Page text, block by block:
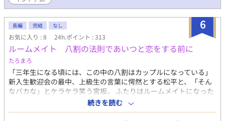
水泳部 【容姿】明るめの茶髪（ほぼ金髪）。 野性的な顔
立ちのイケメン。 褐色肌。水泳部の１年生では一番筋肉
質 【性格】典型的陽キャ。お調子者だがすぐテンパる。
裏表のない性格で、バカ正直。優しい。 割と脊髄反射で
生きてる 恋愛にだけはむちゃくちゃビビり。
〜〜〜〜〜〜〜 ※特殊設定（ふんどし、全裸生活、神事など）を
含みますのでご注意ください！ ～～～～～～～ すでに完結まで執
筆済みですので、最後までお楽しみいただけます！
下アスリートに振り回される、俺の平穏な日常を返してくれ！本
6
長編 完結 なし
お気に入り : 8 24h.ポイント : 313
ルームメイト 八割の法則であいつと恋をする前に
たろまろ
「三年生になる頃には、この中の八割はカップルになっている」
新入生歓迎会の最中、上級生の言葉に愕然とする松平と、「そん
なバカな」とケラケラ笑う宮坂。 ふたりはルームメイトになった
ばかり。 出会い、寄り添い、すれ違い、なぜか切なくなる。 この
気持ちって……なに？ 関東のある県に位置する私立徳院学園。こ
続きを読む